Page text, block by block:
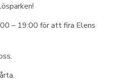
– 19:00 för att fira Elens